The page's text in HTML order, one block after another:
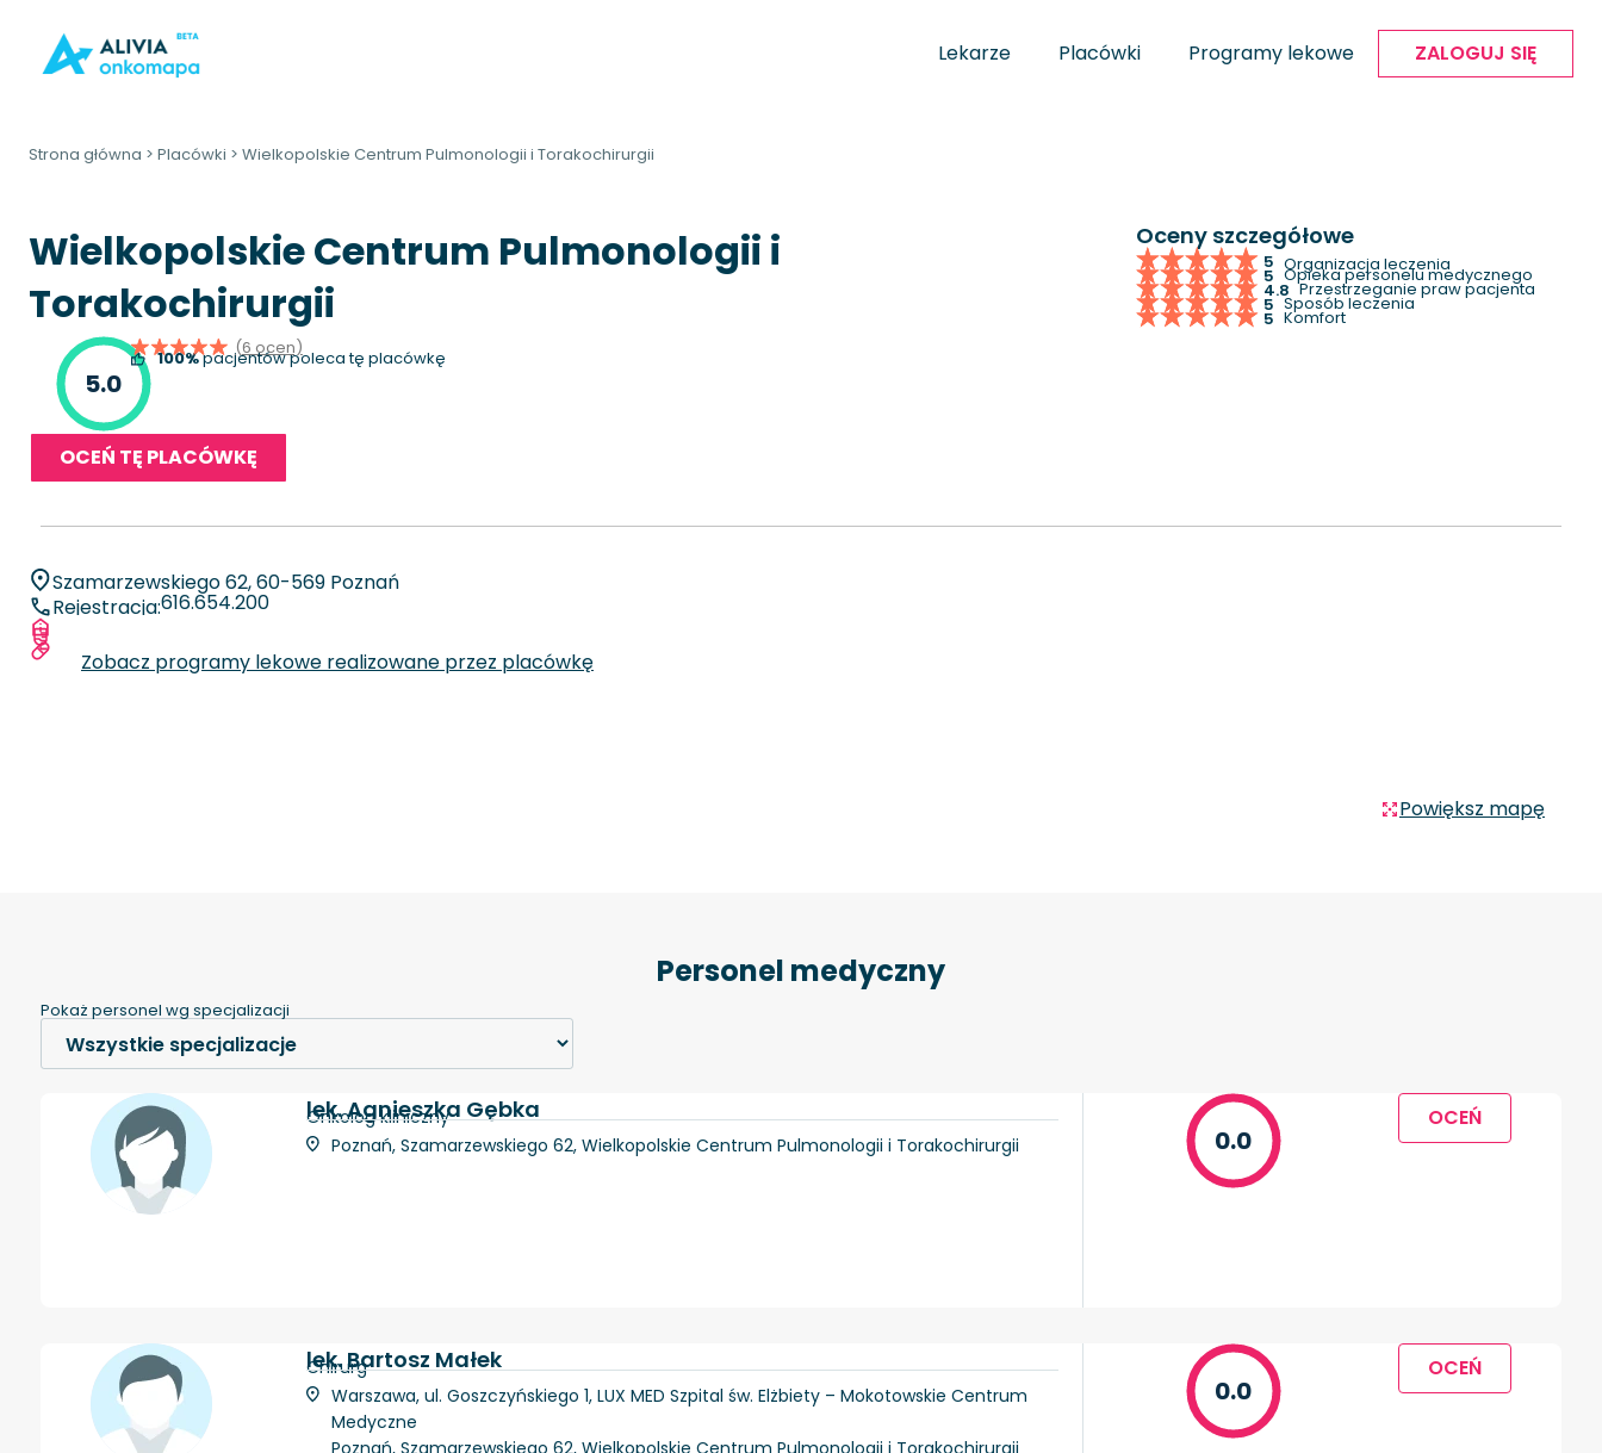
Lekarze Placówki Programy lekowe ZALOGUJ SIĘ
Strona główna > Placówki > Wielkopolskie Centrum Pulmonologii i Torakochirurgii
Wielkopolskie Centrum Pulmonologii i
Torakochirurgii
5.0
(6 ocen)
100%pacjentów poleca tę placówkę
OCEŃ TĘ PLACÓWKĘ
Oceny szczegółowe
5 Organizacja leczenia
5 Opieka personelu medycznego
4.8 Przestrzeganie praw pacjenta
5 Sposób leczenia
5 Komfort
Szamarzewskiego 62, 60-569 Poznań
Rejestracja:616.654.200
Zobacz specjalizacje oraz liczby zabiegów
Zobacz programy lekowe realizowane przez placówkę
Powiększ mapę
Personel medyczny
Pokaż personel wg specjalizacji
lek. Agnieszka Gębka
Onkolog kliniczny
Poznań, Szamarzewskiego 62, Wielkopolskie Centrum Pulmonologii i Torakochirurgii
0.0
OCEŃ
lek. Bartosz Małek
Chirurg
Warszawa, ul. Goszczyńskiego 1, LUX MED Szpital św. Elżbiety – Mokotowskie Centrum
Medyczne
Poznań, Szamarzewskiego 62, Wielkopolskie Centrum Pulmonologii i Torakochirurgii
0.0
OCEŃ